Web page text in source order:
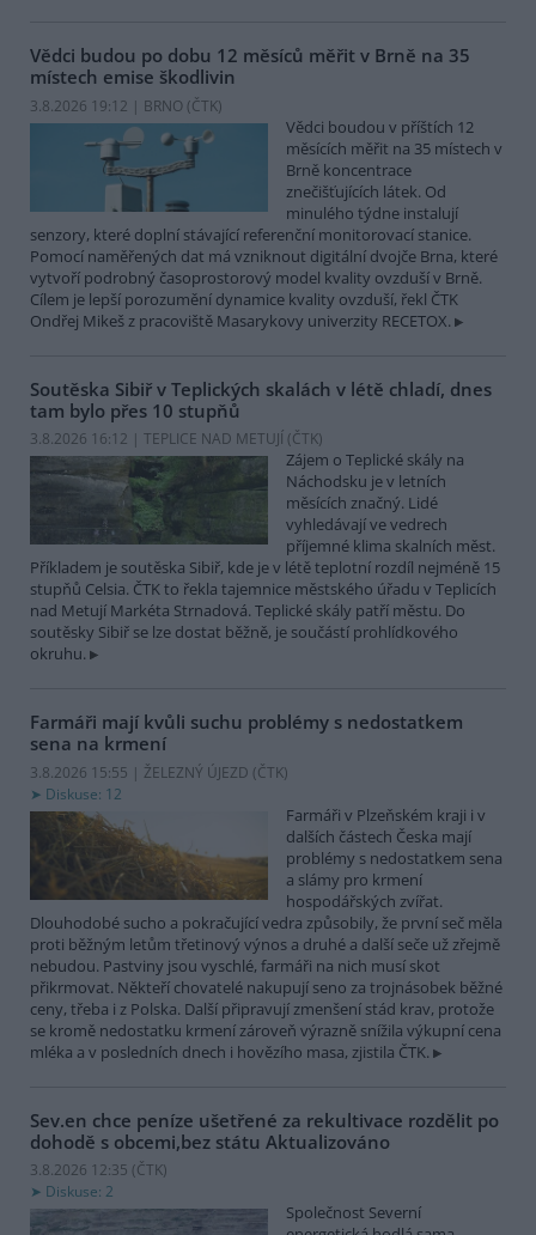
Vědci budou po dobu 12 měsíců měřit v Brně na 35
místech emise škodlivin
3.8.2026 19:12 | BRNO (ČTK)
Vědci boudou v příštích 12
měsících měřit na 35 místech v
Brně koncentrace
znečišťujících látek. Od
minulého týdne instalují
senzory, které doplní stávající referenční monitorovací stanice.
Pomocí naměřených dat má vzniknout digitální dvojče Brna, které
vytvoří podrobný časoprostorový model kvality ovzduší v Brně.
Cílem je lepší porozumění dynamice kvality ovzduší, řekl ČTK
Ondřej Mikeš z pracoviště Masarykovy univerzity RECETOX.
Soutěska Sibiř v Teplických skalách v létě chladí, dnes
tam bylo přes 10 stupňů
3.8.2026 16:12 | TEPLICE NAD METUJÍ (ČTK)
Zájem o Teplické skály na
Náchodsku je v letních
měsících značný. Lidé
vyhledávají ve vedrech
příjemné klima skalních měst.
Příkladem je soutěska Sibiř, kde je v létě teplotní rozdíl nejméně 15
stupňů Celsia. ČTK to řekla tajemnice městského úřadu v Teplicích
nad Metují Markéta Strnadová. Teplické skály patří městu. Do
soutěsky Sibiř se lze dostat běžně, je součástí prohlídkového
okruhu.
Farmáři mají kvůli suchu problémy s nedostatkem
sena na krmení
3.8.2026 15:55 | ŽELEZNÝ ÚJEZD (ČTK)
Diskuse: 12
Farmáři v Plzeňském kraji i v
dalších částech Česka mají
problémy s nedostatkem sena
a slámy pro krmení
hospodářských zvířat.
Dlouhodobé sucho a pokračující vedra způsobily, že první seč měla
proti běžným letům třetinový výnos a druhé a další seče už zřejmě
nebudou. Pastviny jsou vyschlé, farmáři na nich musí skot
přikrmovat. Někteří chovatelé nakupují seno za trojnásobek běžné
ceny, třeba i z Polska. Další připravují zmenšení stád krav, protože
se kromě nedostatku krmení zároveň výrazně snížila výkupní cena
mléka a v posledních dnech i hovězího masa, zjistila ČTK.
Sev.en chce peníze ušetřené za rekultivace rozdělit po
dohodě s obcemi,bez státu Aktualizováno
3.8.2026 12:35 (ČTK)
Diskuse: 2
Společnost Severní